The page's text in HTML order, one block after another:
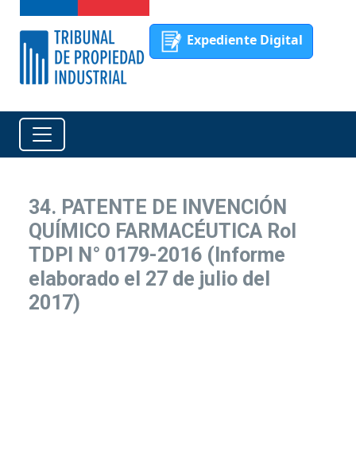
Expediente Digital
34. PATENTE DE INVENCIÓN
QUÍMICO FARMACÉUTICA Rol
TDPI N° 0179-2016 (Informe
elaborado el 27 de julio del
2017)